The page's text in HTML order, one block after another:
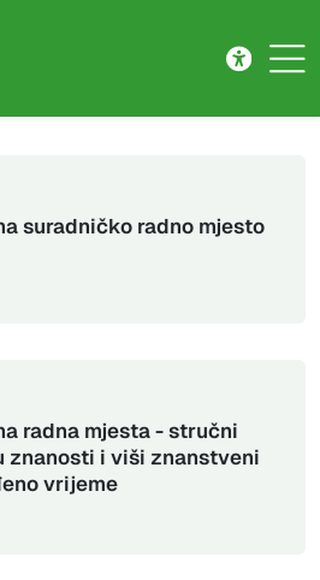
suradničko radno mjesto
radna mjesta - stručni
znanosti i viši znanstveni
vrijeme